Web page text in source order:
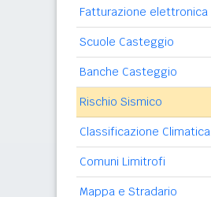
Fatturazione elettronica
Scuole Casteggio
Banche Casteggio
Rischio Sismico
Classificazione Climatica
Comuni Limitrofi
Mappa e Stradario